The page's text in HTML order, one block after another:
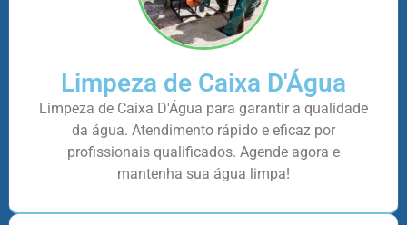
Limpeza de Caixa D'Água
Limpeza de Caixa D'Água para garantir a qualidade
da água. Atendimento rápido e eficaz por
profissionais qualificados. Agende agora e
mantenha sua água limpa!